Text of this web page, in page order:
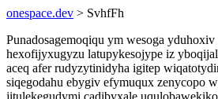
onespace.dev > SvhfFh
Punadosagemoqiqu ym wesoga
hexofijyxugyzu latupykesojype iz
aceq afer rudyzytinidyha igitep
siqegodahu ebygiv efymuqux zenycopo
jitulekegudymi cadibyxale